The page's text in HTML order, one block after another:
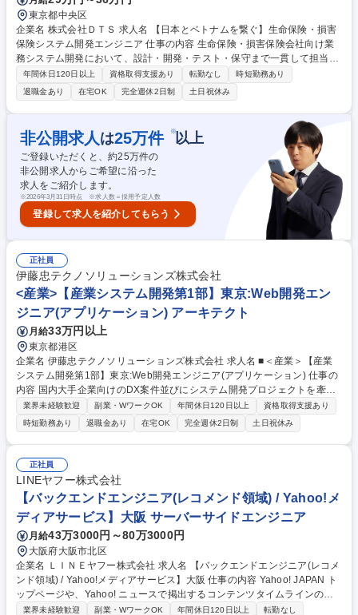
東京都中央区
企業名 株式会社ＤＴＳ 求人名 【日本とベトナムを繋ぐ】生命保険・損害
保険システム開発エンジニア 仕事の内容 生命保険・損害保険会社向け業
務システム開発において、設計・開発・テスト・保守まで一貫して担当
し、金融インフラを支えるシステム開発エンジニアとしてご活躍いただき
ます。 生命保険・損害保険会社向けの基幹業務システム、事務系システ
ム、オンライン照会・試算システム、バッチシステム等の開発・保守を担
当します。プライム案件を中心に、要件定義から設計・開発・テスト・運
用まで幅広い工程に携われます。また、自社での持ち帰り開発や、ベトナ
ム拠点と連携したオフショア開発のブリッジSEとして活躍する機会もあ
ります。Java、SQL、Vue.js、AWS、生成AIなどを活用しながら、金融D
Xを推進します 募集職種 【日本とベトナムを繋ぐ】生命保険・損害保険シ
ステム開発エンジニア
年間休日120日以上 資格取得支援あり 転勤なし
時短勤務あり
退職金あり
在宅OK 完全週休2日制 土日祝休み
非公開求人 は25万件 ※以上
ご登録いただくと、約25万件の
非公開求人からご希望に沿った
求人をご紹介します。
※2026年3月31日時点 ※求人数＝採用予定人数
登録して求人を紹介してもらう
正社員
伊藤忠テクノソリューションズ株式会社
<産業>【産業システム開発第1部】東京:Web開発エン
ジニア(アプリケーション) アーキテクト
月給33万円以上
東京都港区
企業名 伊藤忠テクノソリューションズ株式会社 求人名 ■＜産業＞【産業
システム開発第1部】東京:Web開発エンジニア(アプリケーション) 仕事の
内容 国内大手企業向けのDX案件並びにシステム開発プロジェクトを牽引
するアーキテクトを求めています。技術者としての成長を意識して、常に
新しいテクノロジーのトレンドを意識し取り入れることにチャレンジでき
る方 をお待ちしております。【業務詳細】・オープン系業務システムやW
ebアプリケーションシステムのアーキテクチャ設計・使用するクラウドサ
ービスやフレームワークの選定・カスタマイズ・非機能要件や実装方式の
設計 ・設計標準のプロジェクトチームへの展開・AIツール（生成AI等）を
活用した開発プロセスの効率化・高度化の推進・顧客に対するAI駆動開発
（AIを前提とした開発スタイル）の企画・提案など 募集職種 ■＜産業＞
【産業システム開発第1部】東京:Web開発エンジニア(アプリケーション)
業界未経験歓迎 副業・WワークOK 年間休日120日以上
資格取得支援あり
時短勤務あり
退職金あり 在宅OK 完全週休2日制 土日祝休み
正社員
LINEヤフー株式会社
【バックエンドエンジニア(レコメンド領域) / Yahoo!メ
ディアサービス】大阪 サーバーサイドエンジニア
月給43万3000円～80万3000円
大阪府大阪市北区
企業名 ＬＩＮＥヤフー株式会社 求人名 【バックエンドエンジニア(レコメ
ンド領域) / Yahoo!メディアサービス】大阪 仕事の内容 Yahoo! JAPAN ト
ップページや、Yahoo! ニュースで掲出するコンテンツタイムラインのコ
ンテンツプラットフォームや、レコメンドシステムと、そのベースとなる
業界未経験歓迎 副業・WワークOK 年間休日120日以上
転勤なし